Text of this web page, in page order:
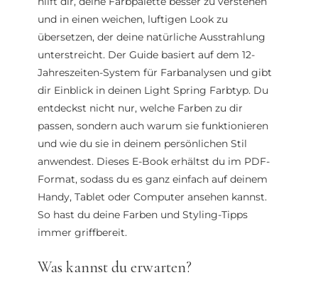
und in einen weichen, luftigen Look zu
übersetzen, der deine natürliche Ausstrahlung
unterstreicht. Der Guide basiert auf dem 12-
Jahreszeiten-System für Farbanalysen und gibt
dir Einblick in deinen Light Spring Farbtyp. Du
entdeckst nicht nur, welche Farben zu dir
passen, sondern auch warum sie funktionieren
und wie du sie in deinem persönlichen Stil
anwendest. Dieses E-Book erhältst du im PDF-
Format, sodass du es ganz einfach auf deinem
Handy, Tablet oder Computer ansehen kannst.
So hast du deine Farben und Styling-Tipps
immer griffbereit.
Was kannst du erwarten?